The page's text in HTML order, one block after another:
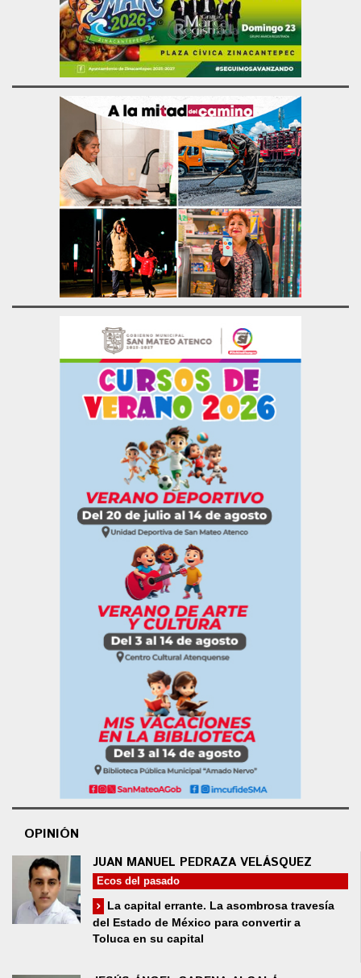
OPINIÓN
JUAN MANUEL PEDRAZA VELÁSQUEZ
Ecos del pasado
La capital errante. La asombrosa travesía
del Estado de México para convertir a
Toluca en su capital